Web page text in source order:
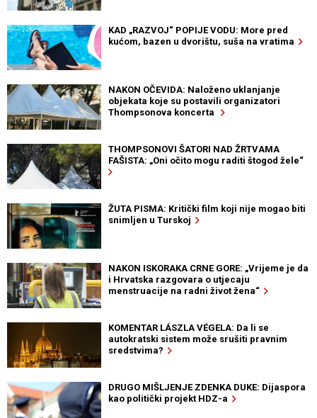
KAD „RAZVOJ“ POPIJE VODU: More pred
kućom, bazen u dvorištu, suša na vratima
NAKON OČEVIDA: Naloženo uklanjanje
objekata koje su postavili organizatori
Thompsonova koncerta
THOMPSONOVI ŠATORI NAD ŽRTVAMA
FAŠISTA: „Oni očito mogu raditi štogod žele“
ŽUTA PISMA: Kritički film koji nije mogao biti
snimljen u Turskoj
NAKON ISKORAKA CRNE GORE: „Vrijeme je da
i Hrvatska razgovara o utjecaju
menstruacije na radni život žena“
KOMENTAR LÁSZLA VÉGELA: Da li se
autokratski sistem može srušiti pravnim
sredstvima?
DRUGO MIŠLJENJE ZDENKA DUKE: Dijaspora
kao politički projekt HDZ-a